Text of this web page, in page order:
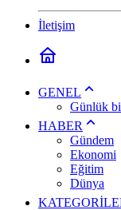
İletişim
GENEL
Günlük
HABER
Gündem
Ekonomi
Eğitim
Dünya